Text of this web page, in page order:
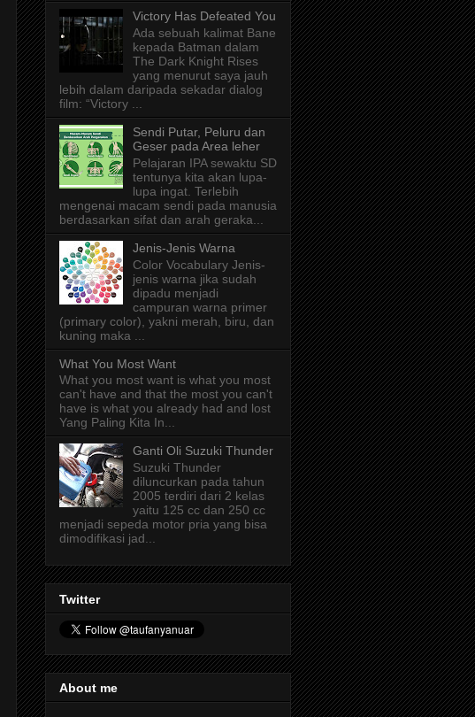
Victory Has Defeated You
Ada sebuah kalimat Bane
kepada Batman dalam
The Dark Knight Rises
yang menurut saya jauh
lebih dalam daripada sekadar dialog
film: “Victory ...
Sendi Putar, Peluru dan
Geser pada Area leher
Pelajaran IPA sewaktu SD
tentunya kita akan lupa-
lupa ingat. Terlebih
mengenai macam sendi pada manusia
berdasarkan sifat dan arah geraka...
Jenis-Jenis Warna
Color Vocabulary Jenis-
jenis warna jika sudah
dipadu menjadi
campuran warna primer
(primary color), yakni merah, biru, dan
kuning maka ...
What You Most Want
What you most want is what you most
can't have and that the most you can't
have is what you already had and lost
Yang Paling Kita In...
Ganti Oli Suzuki Thunder
Suzuki Thunder
diluncurkan pada tahun
2005 terdiri dari 2 kelas
yaitu 125 cc dan 250 cc
menjadi sepeda motor pria yang bisa
dimodifikasi jad...
Twitter
About me